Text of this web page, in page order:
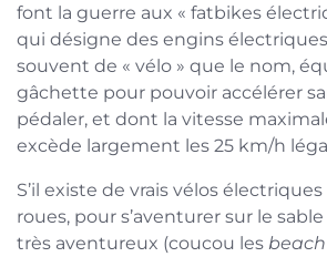
font la guerre aux « fatbikes
qui désigne des engins
souvent de « vélo » que le nom,
gâchette pour pouvoir accélérer
pédaler, et dont la vitesse
excède largement les 25 km/h
S’il existe de vrais vélos
roues, pour s’aventurer sur le
très aventureux (coucou les